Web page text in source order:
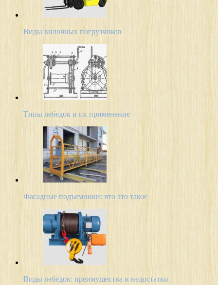
Виды вилочных погрузчиков
Типы лебедок и их применение
Фасадные подъемники: что это такое
Виды лебёдок: преимущества и недостатки